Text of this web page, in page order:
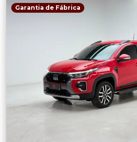
Garantia de Fábrica